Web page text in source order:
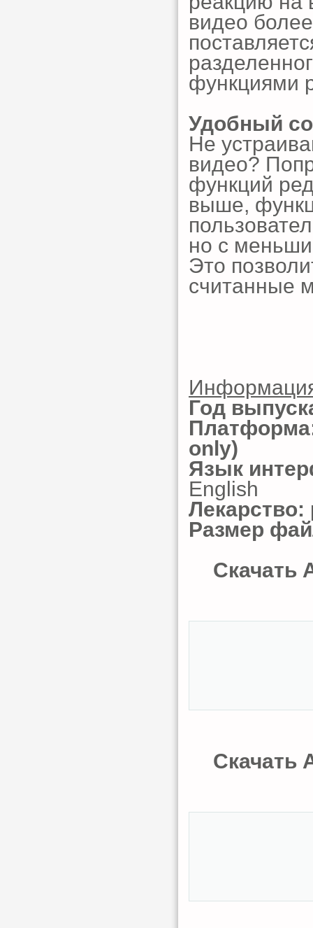
видео
функциями
Удобный
Не
видео?
функций
выше,
но с
Это
считанные
Год
only)
Язык
English
Лекарство:
Размер
Скачать
Скачать